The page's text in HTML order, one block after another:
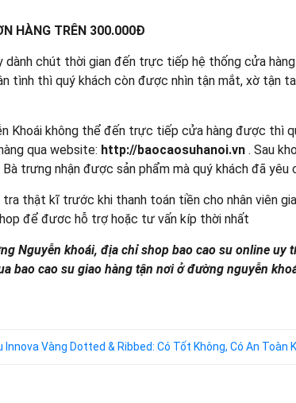
HÀNG TRÊN 300.000Đ
dành chút thời gian đến trực tiếp hệ thống cửa
tình thì quý khách còn được nhìn tận mắt, xờ tận
Khoái không thể đến trực tiếp cửa hàng được thì
qua website: http://baocaosuhanoi.vn . Sau
trưng nhận được sản phẩm mà quý khách đã yêu
tra thật kĩ trước khi thanh toán tiền cho nhân viên
để đươc hỗ trợ hoặc tư vấn kíp thời nhất
Nguyễn khoái, địa chỉ shop bao cao su online uy
bao cao su giao hàng tận nơi ở đường nguyễn
Innova Vàng Dotted & Ribbed: Có Tốt Không, Có An Toàn